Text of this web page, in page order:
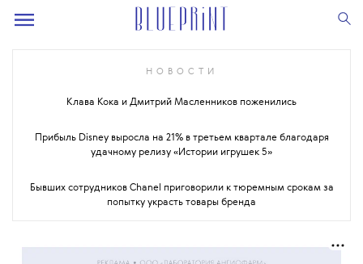
НОВОСТИ
Клава Кока и Дмитрий Масленников поженились
Прибыль Disney выросла на 21% в третьем квартале благодаря
удачному релизу «Истории игрушек 5»
Бывших сотрудников Chanel приговорили к тюремным срокам за
попытку украсть товары бренда